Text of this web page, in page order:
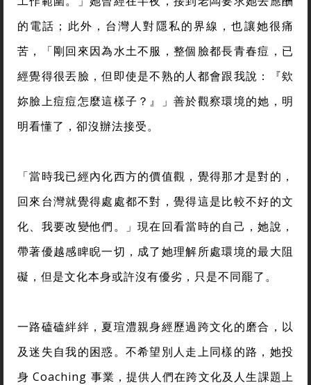
的電話；此外，台灣人對隱私的界線，也讓她很痛
苦，「剛回來因為水土不服，整個臉都長青春痘，已
經覺得很丟臉，但即使是不熟的人都會跟我說：『欸
妳臉上痘痘怎麼這樣子？』」善於觀察環境的她，明
明看懂了，卻沒辦法接受。
「當時我已經內化西方的價值觀，覺得那才是對的，
回來台灣就覺得處處都不對，覺得這是比較不好的文
化、我要改變他們。」現在回看當時的自己，她說，
帶著優越感睥睨一切，成了她理解所處環境的最大阻
礙，但是文化本身或許沒有優劣，只是不同罷了。
一路磕磕絆絆，夏瑄澧親身經歷過跨文化的磨合，以
及迷失自我的困惑。不希望別人走上同樣的路，她投
身 Coaching 事業，提供人們在跨文化及人生課題上